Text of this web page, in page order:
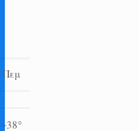
Πεμ
+38°